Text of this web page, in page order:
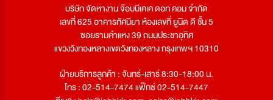
บริษัท จัดหางาน จ๊อบบีเคเค ดอท คอม จำกัด
เลขที่ 625 อาคารทัศนียา ห้องเลขที่ ยูนิต ดี ชั้น 5
ซอยรามคำแหง 39 ถนนประชาอุทิศ
แขวงวังทองหลางเขตวังทองหลาง กรุงเทพฯ 10310
ฝ่ายบริการลูกค้า : จันทร์-เสาร์ 8:30-18:00 น.
โทร : 02-514-7474 แฟ็กซ์ 02-514-7447